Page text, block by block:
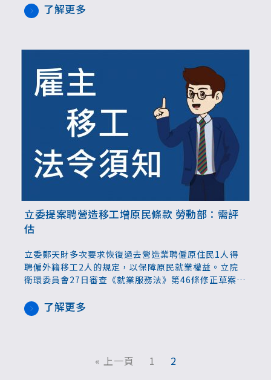
了解更多
立委提案聘營造移工增原民條款 勞動部：需評
估
立委鄭天財多次要求恢復過去營造業聘僱原住民1人得
聘僱外籍移工2人的規定，以保障原民就業權益。立院
衛環委員會27日審查《就業服務法》第46條修正草案，
可後，每進用原住民1人或向原民綜發基金繳納代金，
得申請引進外國人2人，希望勞動部支持。對此勞動部
了解更多
« 上一頁 1 2